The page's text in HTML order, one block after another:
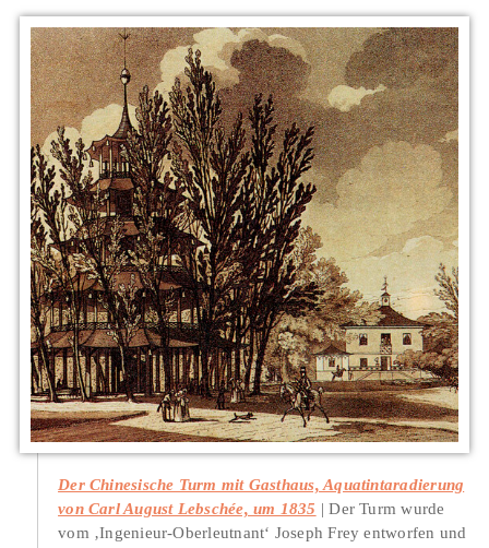
Der Chinesische Turm mit Gasthaus, Aquatintaradierung
von Carl August Lebschée, um 1835
Der Turm wurde
vom ‚Ingenieur-Oberleutnant‘ Joseph Frey entworfen und